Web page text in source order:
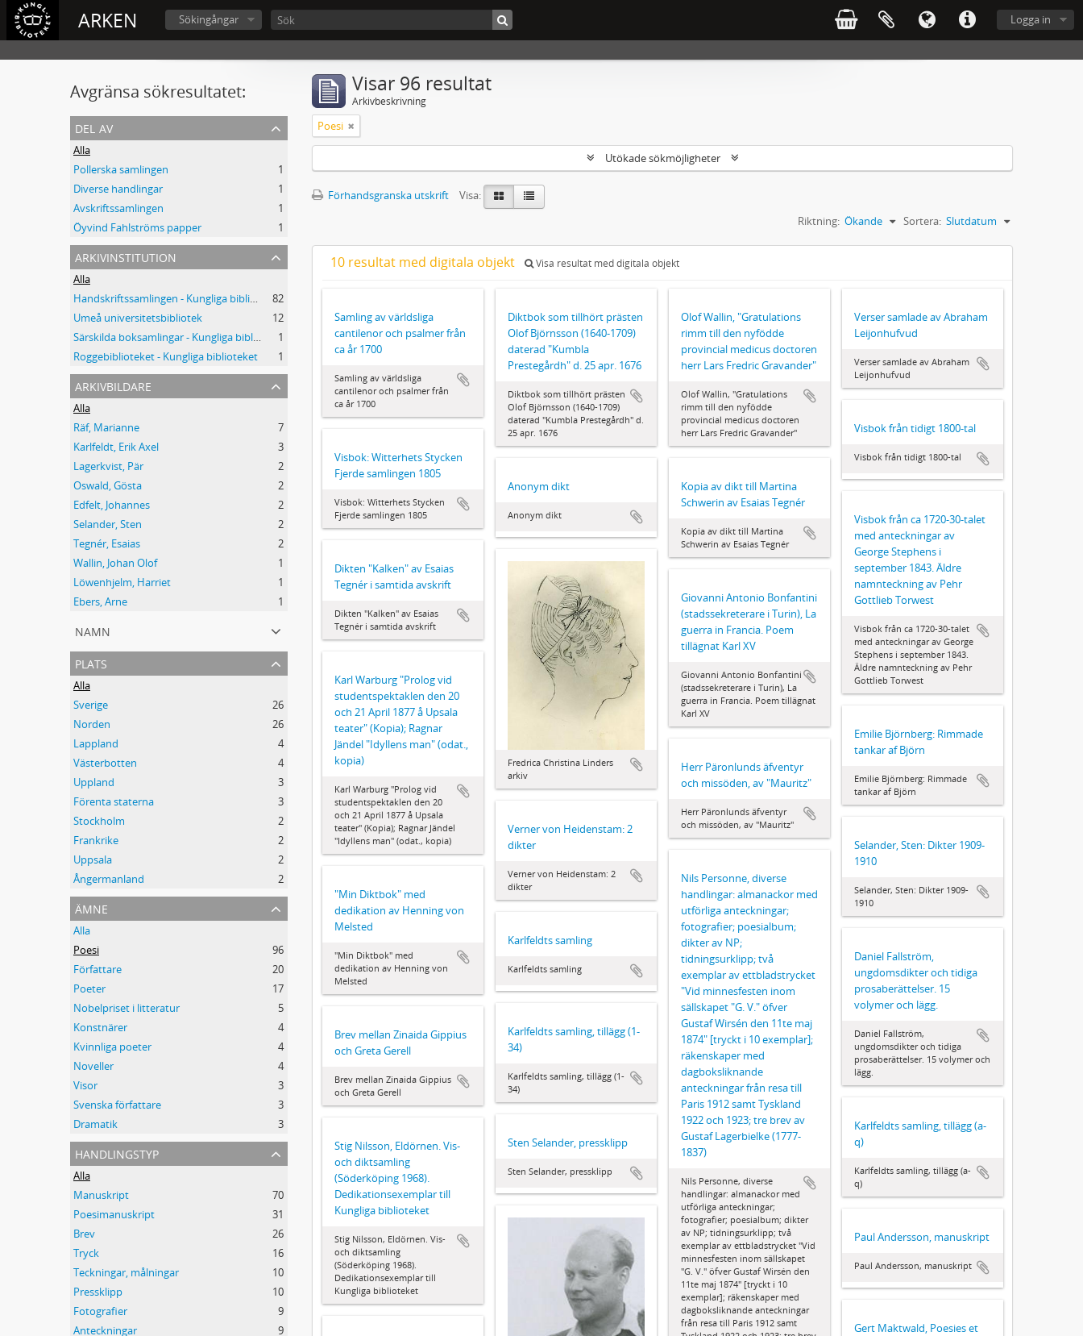
ARKEN Logga in
Sökingångar
Avgränsa sökresultatet:
del av
Alla
Pollerska samlingen
1
Diverse handlingar
1
Avskriftssamlingen
1
Öyvind Fahlströms papper
1
arkivinstitution
Alla
Handskriftssamlingen - Kungliga biblioteket
82
Umeå universitetsbibliotek
12
Särskilda boksamlingar - Kungliga biblioteket
1
Roggebiblioteket - Kungliga biblioteket
1
arkivbildare
Alla
Räf, Marianne
7
Karlfeldt, Erik Axel
3
Lagerkvist, Pär
2
Oswald, Gösta
2
Edfelt, Johannes
2
Selander, Sten
2
Tegnér, Esaias
2
Wallin, Johan Olof
1
Löwenhjelm, Harriet
1
Ebers, Arne
1
namn
plats
Alla
Sverige
26
Norden
26
Lappland
4
Västerbotten
4
Uppland
3
Förenta staterna
3
Stockholm
2
Frankrike
2
Uppsala
2
Ångermanland
2
ämne
Alla
Poesi
96
Författare
20
Poeter
17
Nobelpriset i litteratur
5
Konstnärer
4
Kvinnliga poeter
4
Noveller
4
Visor
3
Svenska författare
3
Dramatik
3
handlingstyp
Alla
Manuskript
70
Poesimanuskript
31
Brev
26
Tryck
16
Teckningar, målningar
10
Pressklipp
10
Fotografier
9
Anteckningar
9
Visar 96 resultat
Arkivbeskrivning
Poesi
Utökade sökmöjligheter
Förhandsgranska utskrift
Visa:
Sortera: Slutdatum
Riktning: Ökande
10 resultat med digitala objekt Visa resultat med digitala objekt
Samling av världsliga
cantilenor och psalmer från
ca år 1700
Samling av världsliga
cantilenor och psalmer från
ca år 1700
Diktbok som tillhört prästen
Olof Björnsson (1640-1709)
daterad "Kumbla
Prestegårdh" d. 25 apr. 1676
Diktbok som tillhört prästen
Olof Björnsson (1640-1709)
daterad "Kumbla Prestegårdh" d.
25 apr. 1676
Olof Wallin, "Gratulations
rimm till den nyfödde
provincial medicus doctoren
herr Lars Fredric Gravander"
Olof Wallin, "Gratulations
rimm till den nyfödde
provincial medicus doctoren
herr Lars Fredric Gravander"
Verser samlade av Abraham
Leijonhufvud
Verser samlade av Abraham
Leijonhufvud
Visbok från tidigt 1800-tal
Visbok från tidigt 1800-tal
Visbok: Witterhets Stycken
Fjerde samlingen 1805
Visbok: Witterhets Stycken
Fjerde samlingen 1805
Anonym dikt
Anonym dikt
Kopia av dikt till Martina
Schwerin av Esaias Tegnér
Kopia av dikt till Martina
Schwerin av Esaias Tegnér
Visbok från ca 1720-30-talet
med anteckningar av
George Stephens i
september 1843. Äldre
namnteckning av Pehr
Gottlieb Torwest
Visbok från ca 1720-30-talet
med anteckningar av George
Stephens i september 1843.
Äldre namnteckning av Pehr
Gottlieb Torwest
Dikten "Kalken" av Esaias
Tegnér i samtida avskrift
Dikten "Kalken" av Esaias
Tegnér i samtida avskrift
Fredrica Christina Linders
arkiv
Giovanni Antonio Bonfantini
(stadssekreterare i Turin), La
guerra in Francia. Poem
tillägnat Karl XV
Giovanni Antonio Bonfantini
(stadssekreterare i Turin), La
guerra in Francia. Poem tillägnat
Karl XV
Karl Warburg "Prolog vid
studentspektaklen den 20
och 21 April 1877 å Upsala
teater" (Kopia); Ragnar
Jändel "Idyllens man" (odat.,
kopia)
Karl Warburg "Prolog vid
studentspektaklen den 20
och 21 April 1877 å Upsala
teater" (Kopia); Ragnar Jändel
"Idyllens man" (odat., kopia)
Emilie Björnberg: Rimmade
tankar af Björn
Emilie Björnberg: Rimmade
tankar af Björn
Herr Päronlunds äfventyr
och missöden, av "Mauritz"
Herr Päronlunds äfventyr
och missöden, av "Mauritz"
Verner von Heidenstam: 2
dikter
Verner von Heidenstam: 2
dikter
Selander, Sten: Dikter 1909-
1910
Selander, Sten: Dikter 1909-
1910
Nils Personne, diverse
handlingar: almanackor med
utförliga anteckningar;
fotografier; poesialbum;
dikter av NP;
tidningsurklipp; två
exemplar av ettbladstrycket
"Vid minnesfesten inom
sällskapet "G. V." öfver
Gustaf Wirsén den 11te maj
1874" [tryckt i 10 exemplar];
räkenskaper med
dagboksliknande
anteckningar från resa till
Paris 1912 samt Tyskland
1922 och 1923; tre brev av
Gustaf Lagerbielke (1777-
1837)
Nils Personne, diverse
handlingar: almanackor med
utförliga anteckningar;
fotografier; poesialbum; dikter
av NP; tidningsurklipp; två
exemplar av ettbladstrycket "Vid
minnesfesten inom sällskapet
"G. V." öfver Gustaf Wirsén den
11te maj 1874" [tryckt i 10
exemplar]; räkenskaper med
dagboksliknande anteckningar
från resa till Paris 1912 samt
"Min Diktbok" med
dedikation av Henning von
Melsted
"Min Diktbok" med
dedikation av Henning von
Melsted
Karlfeldts samling
Karlfeldts samling
Daniel Fallström,
ungdomsdikter och tidiga
prosaberättelser. 15
volymer och lägg.
Daniel Fallström,
ungdomsdikter och tidiga
prosaberättelser. 15 volymer och
lägg.
Karlfeldts samling, tillägg (1-
34)
Karlfeldts samling, tillägg (1-
34)
Brev mellan Zinaida Gippius
och Greta Gerell
Brev mellan Zinaida Gippius
och Greta Gerell
Karlfeldts samling, tillägg (a-
q)
Karlfeldts samling, tillägg (a-
q)
Sten Selander, pressklipp
Sten Selander, pressklipp
Stig Nilsson, Eldörnen. Vis-
och diktsamling
(Söderköping 1968).
Dedikationsexemplar till
Kungliga biblioteket
Stig Nilsson, Eldörnen. Vis-
och diktsamling
(Söderköping 1968).
Dedikationsexemplar till
Kungliga biblioteket
Paul Andersson, manuskript
Paul Andersson, manuskript
Gert Maktwald, Poesies et